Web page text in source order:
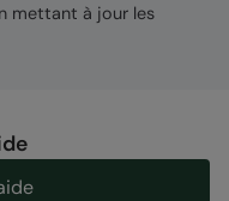
mettant à jour les